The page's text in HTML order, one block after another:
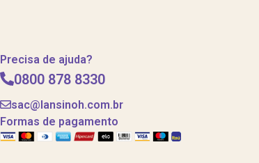
Precisa de ajuda?
0800 878 8330
sac@lansinoh.com.br
Formas de pagamento